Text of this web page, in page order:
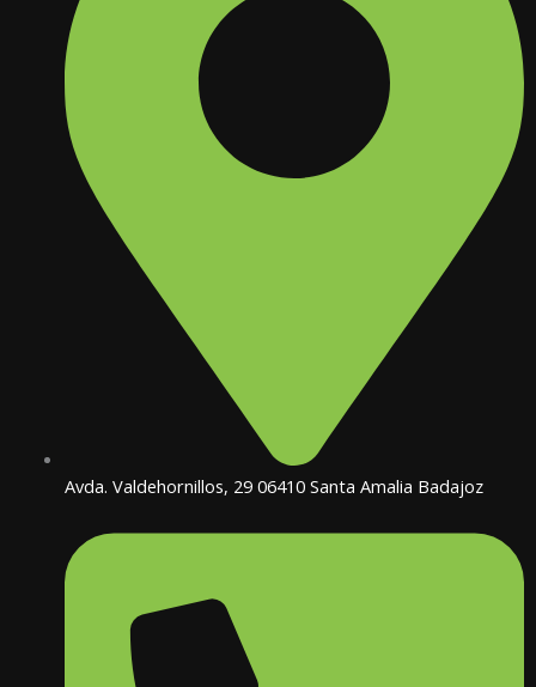
Avda. Valdehornillos, 29 06410 Santa Amalia Badajoz